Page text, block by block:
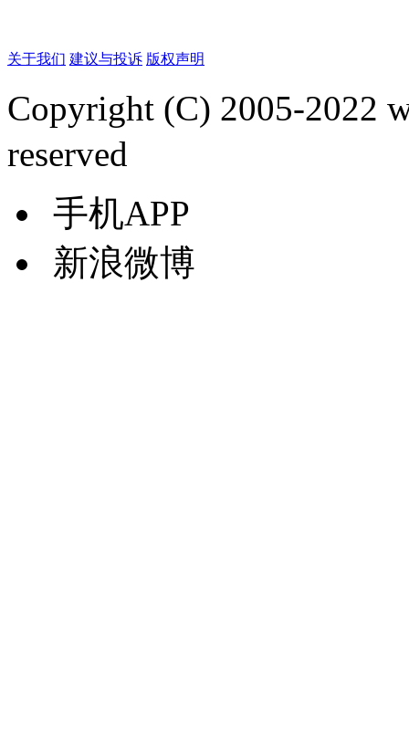
关于我们 建议与投诉 版权声明
Copyright (C) 2005-2022
reserved
手机APP
新浪微博